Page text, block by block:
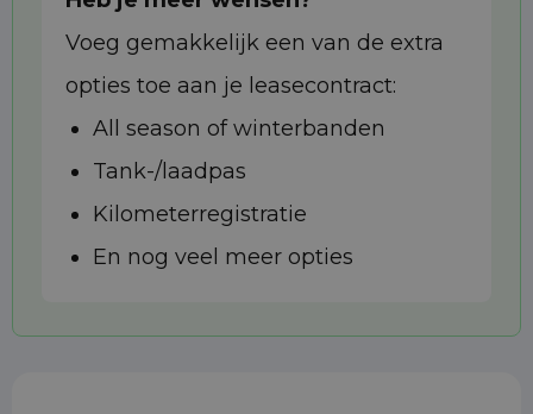
Voeg gemakkelijk een van de extra
opties toe aan je leasecontract:
All season of winterbanden
Tank-/laadpas
Kilometerregistratie
En nog veel meer opties